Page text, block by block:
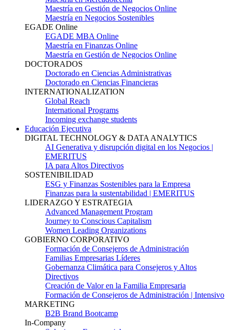
Maestría en Gestión de Negocios Online
Maestría en Negocios Sostenibles
EGADE Online
EGADE MBA Online
Maestría en Finanzas Online
Maestría en Gestión de Negocios Online
DOCTORADOS
Doctorado en Ciencias Administrativas
Doctorado en Ciencias Financieras
INTERNATIONALIZATION
Global Reach
International Programs
Incoming exchange students
Educación Ejecutiva
DIGITAL TECHNOLOGY & DATA ANALYTICS
AI Generativa y disrupción digital en los Negocios |
EMERITUS
IA para Altos Directivos
SOSTENIBILIDAD
ESG y Finanzas Sostenibles para la Empresa
Finanzas para la sustentabilidad | EMERITUS
LIDERAZGO Y ESTRATEGIA
Advanced Management Program
Journey to Conscious Capitalism
Women Leading Organizations
GOBIERNO CORPORATIVO
Formación de Consejeros de Administración
Familias Empresarias Líderes
Gobernanza Climática para Consejeros y Altos
Directivos
Creación de Valor en la Familia Empresaria
Formación de Consejeros de Administración | Intensivo
MARKETING
B2B Brand Bootcamp
In-Company